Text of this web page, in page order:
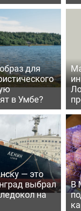
для
в Умбе?
— это
выбрал
на
В